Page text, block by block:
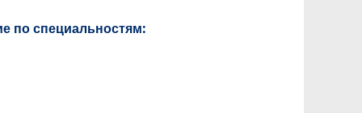
по специальностям: